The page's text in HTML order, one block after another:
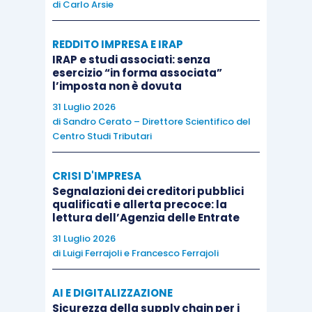
all’articolo 1, commi 513 e 514, L.
Soggetti ancora esclusi dal programma di
assistenza
Anche per l’anno 2024
provvedimento direttoriale non ha modificato la
platea dei soggetti interessati) restano
dal programma di assistenza
separatamente, per obbligo di legge o a
di Carlo Arsie
REDDITO IMPRESA E IRAP
IRAP e studi associati: senza
esercizio “in forma associata”
l’imposta non è dovuta
31 Luglio 2026
di Sandro Cerato – Direttore Scientifico del
Centro Studi Tributari
CRISI D'IMPRESA
Segnalazioni dei creditori pubblici
qualificati e allerta precoce: la
lettura dell’Agenzia delle Entrate
31 Luglio 2026
di Luigi Ferrajolie Francesco Ferrajoli
AI E DIGITALIZZAZIONE
Sicurezza della supply chain per i